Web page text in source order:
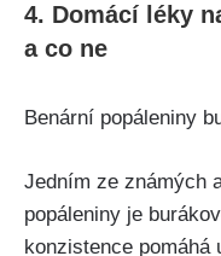
4. Domácí léky‍
a​ co ne
Benární ​popáleniny
Jedním ze známých
popáleniny je‌
konzistence pomáhá